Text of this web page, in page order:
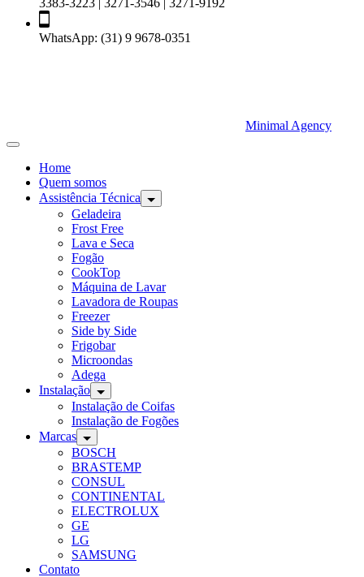
WhatsApp: (31) 9 9678-0351
Minimal Agency
Home
Quem somos
Assistência Técnica
Geladeira
Frost Free
Lava e Seca
Fogão
CookTop
Máquina de Lavar
Lavadora de Roupas
Freezer
Side by Side
Frigobar
Microondas
Adega
Instalação
Instalação de Coifas
Instalação de Fogões
Marcas
BOSCH
BRASTEMP
CONSUL
CONTINENTAL
ELECTROLUX
GE
LG
SAMSUNG
Contato